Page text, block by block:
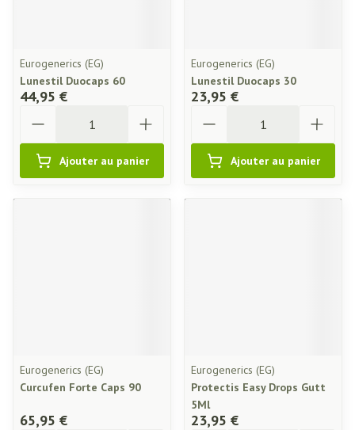
Eurogenerics (EG)
Lunestil Duocaps 60
44,95 €
Ajouter au panier
Eurogenerics (EG)
Lunestil Duocaps 30
23,95 €
Ajouter au panier
Eurogenerics (EG)
Curcufen Forte Caps 90
65,95 €
Eurogenerics (EG)
Protectis Easy Drops Gutt
5Ml
23,95 €